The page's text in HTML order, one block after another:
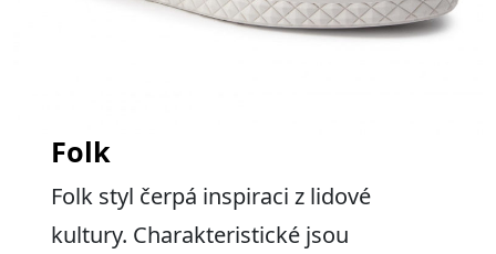
Folk
Folk styl čerpá inspiraci z lidové
kultury. Charakteristické jsou